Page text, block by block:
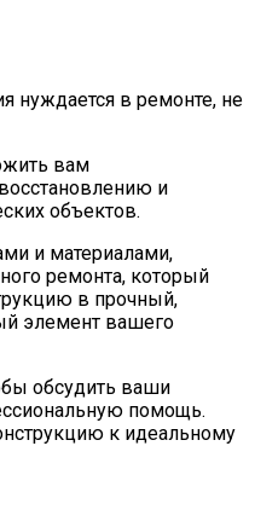
нуждается в ремонте, не
вам
и
объектов.
и материалами,
ремонта, который
в прочный,
элемент вашего
обсудить ваши
помощь.
к идеальному